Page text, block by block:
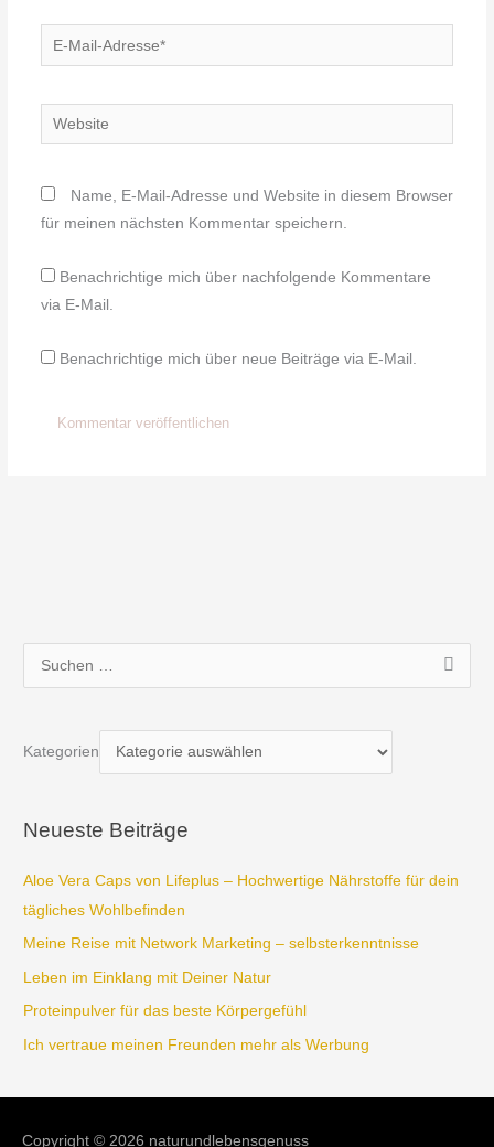
E-
Mail-
Website
Name, E-Mail-Adresse und Website in diesem Browser
für meinen nächsten Kommentar speichern.
Benachrichtige mich über nachfolgende Kommentare
via E-Mail.
Benachrichtige mich über neue Beiträge via E-Mail.
h
n
a
c
h
:
Kategorien
Neueste Beiträge
Aloe Vera Caps von Lifeplus – Hochwertige Nährstoffe für dein
tägliches Wohlbefinden
Meine Reise mit Network Marketing – selbsterkenntnisse
Leben im Einklang mit Deiner Natur
Proteinpulver für das beste Körpergefühl
Ich vertraue meinen Freunden mehr als Werbung
Copyright © 2026 naturundlebensgenuss